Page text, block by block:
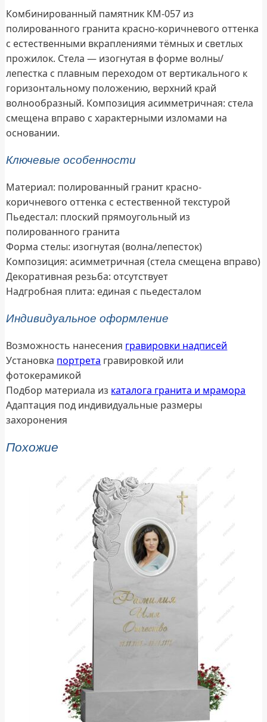
Комбинированный памятник КМ-057 из
полированного гранита красно-коричневого оттенка
с естественными вкраплениями тёмных и светлых
прожилок. Стела — изогнутая в форме волны/
лепестка с плавным переходом от вертикального к
горизонтальному положению, верхний край
волнообразный. Композиция асимметричная: стела
смещена вправо с характерными изломами на
основании.
Ключевые особенности
Материал: полированный гранит красно-
коричневого оттенка с естественной текстурой
Пьедестал: плоский прямоугольный из
полированного гранита
Форма стелы: изогнутая (волна/лепесток)
Композиция: асимметричная (стела смещена вправо)
Декоративная резьба: отсутствует
Надгробная плита: единая с пьедесталом
Индивидуальное оформление
Возможность нанесения гравировки надписей
Установка портрета гравировкой или
фотокерамикой
Подбор материала из каталога гранита и мрамора
Адаптация под индивидуальные размеры
захоронения
Похожие